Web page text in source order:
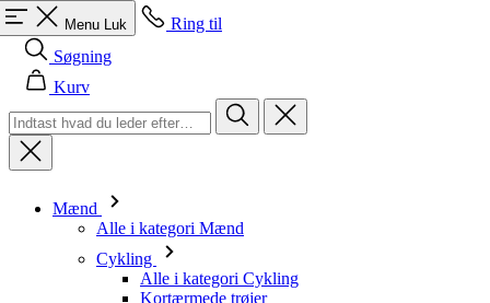
Menu Luk
Ring til
Søgning
Kurv
Mænd
Alle i kategori Mænd
Cykling
Alle i kategori Cykling
Kortærmede trøjer